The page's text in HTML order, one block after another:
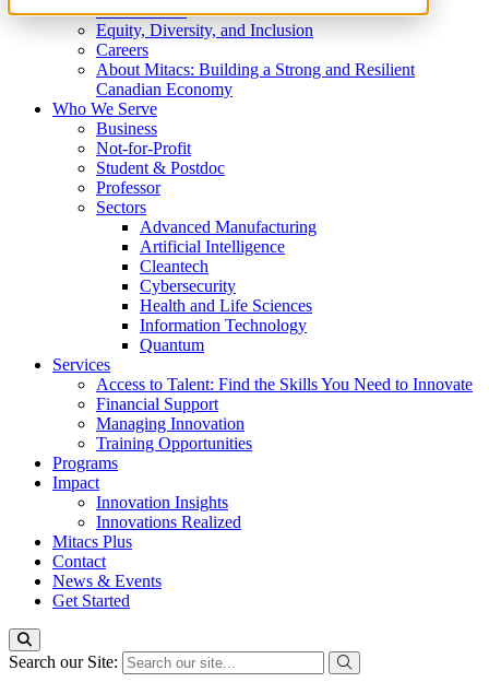
What We Do
Equity, Diversity, and Inclusion
Careers
About Mitacs: Building a Strong and Resilient
Canadian Economy
Who We Serve
Business
Not-for-Profit
Student & Postdoc
Professor
Sectors
Advanced Manufacturing
Artificial Intelligence
Cleantech
Cybersecurity
Health and Life Sciences
Information Technology
Quantum
Services
Access to Talent: Find the Skills You Need to Innovate
Financial Support
Managing Innovation
Training Opportunities
Programs
Impact
Innovation Insights
Innovations Realized
Mitacs Plus
Contact
News & Events
Get Started
Search our Site: